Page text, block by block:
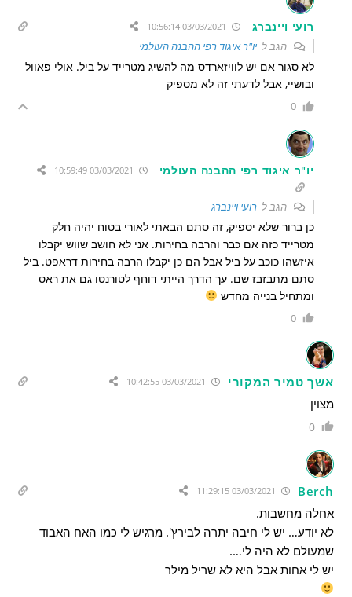
רועי ויינברג
הגב ליו"ר איגוד רפי ההבנה העולמי
לא סגור אם יש לוויזארדס מה להשיג מטרייד על ביל. אולי פאוול
ובושיי, אבל לדעתי זה לא מספיק
0
יו"ר איגוד רפי ההבנה העולמי
הגב לרועי ויינברג
כן ברור שלא יספיק, זה סתם הבאתי לאורי בטוח יהיה חלק
מטרייד כזה אם כבר והרבה בחירות. אני לא חושב שווש יקבלו
איזשהו כוכב על ביל אבל הם כן יקבלו הרבה בחירות דראפט. ביל
סתם מתבזבז שם. עך הדרך הייתי דוחף לטורנטו גם את ראס
ומתחיל בנייה מחדש
0
אשך טמיר המקורי
מצוין
0
Berch
אחלה מחשבות.
לא יודע… יש לי חיבה יתרה לבירץ'. מרגיש לי כמו האח האבוד
שמעולם לא היה לי….
יש לי אחות אבל היא לא שריל מילר